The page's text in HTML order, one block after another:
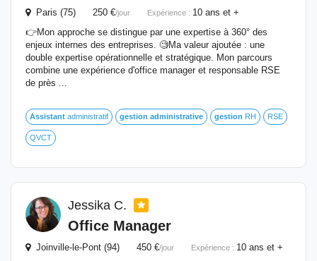
Paris (75) 250 €/jour Expérience : 10 ans et +
👉Mon approche se distingue par une expertise à 360° des
enjeux internes des entreprises. 🧐Ma valeur ajoutée : une
double expertise opérationnelle et stratégique. Mon parcours
combine une expérience d'office manager et responsable RSE
de près ...
Assistant administratif gestion administrative gestion RH RSE
QVCT
Jessika C.
Office Manager
Joinville-le-Pont (94) 450 €/jour Expérience : 10 ans et +